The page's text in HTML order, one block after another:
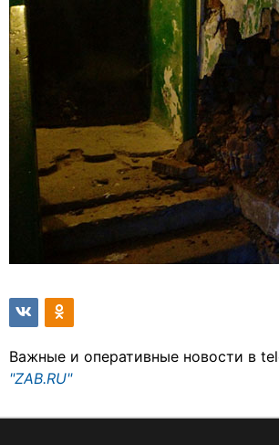
Важные и оперативные новости в
"ZAB.RU"